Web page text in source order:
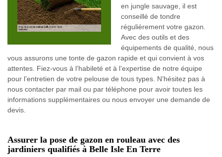
en jungle sauvage, il est
conseillé de tondre
régulièrement votre gazon.
Avec des outils et des
équipements de qualité, nous
vous assurons une tonte de gazon rapide et qui convient à vos
attentes. Fiez-vous à l’habileté et à l’expertise de notre équipe
pour l’entretien de votre pelouse de tous types. N’hésitez pas à
nous contacter par mail ou par téléphone pour avoir toutes les
informations supplémentaires ou nous envoyer une demande de
devis.
Assurer la pose de gazon en rouleau avec des
jardiniers qualifiés à Belle Isle En Terre